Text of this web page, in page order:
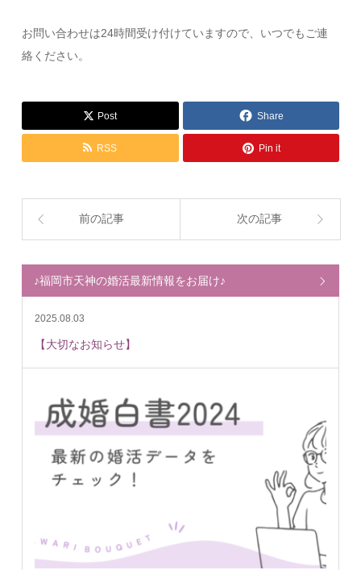
お問い合わせは24時間受け付けていますので、いつでもご連
絡ください。
Post Share
RSS Pin it
前の記事 次の記事
♪福岡市天神の婚活最新情報をお届け♪
2025.08.03
【大切なお知らせ】